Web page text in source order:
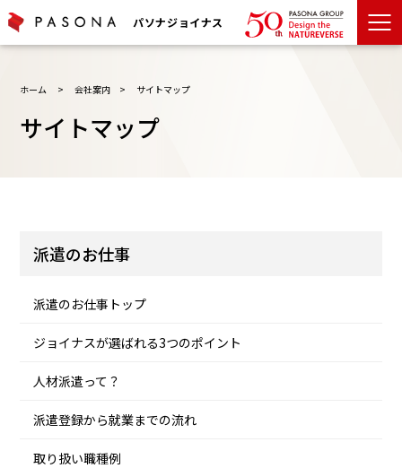
パソナジョイナス
ホーム > 会社案内 > サイトマップ
サイトマップ
派遣のお仕事
派遣のお仕事トップ
ジョイナスが選ばれる3つのポイント
人材派遣って？
派遣登録から就業までの流れ
取り扱い職種例